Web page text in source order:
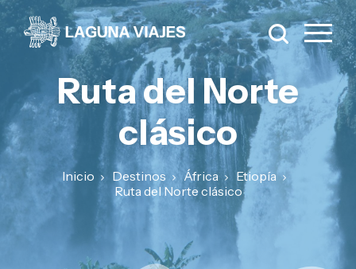
Ruta del Norte
clásico
Inicio Destinos África
Etiopía
Ruta del Norte clásico